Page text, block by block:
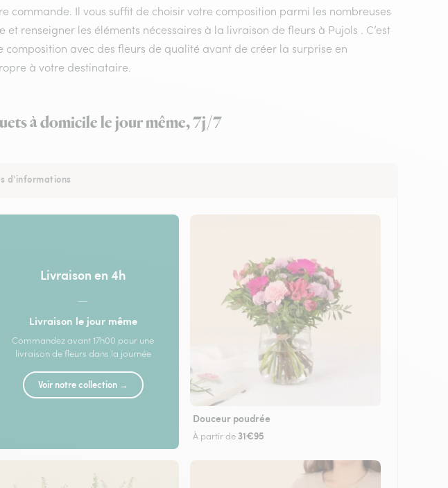
commande. Il vous suffit de choisir votre composition parmi les nombreuses
renseigner les éléments nécessaires à la livraison de fleurs à Pujols . C’est
composition avec des fleurs de qualité avant de créer la surprise en
à votre destinataire.
à domicile le jour même, 7j/7
d'informations
Livraison en 4h
—
Livraison le jour même
Commandez avant 17h00 pour une
livraison de fleurs dans la journée
Voir notre collection →
Douceur poudrée
À partir de 31€95